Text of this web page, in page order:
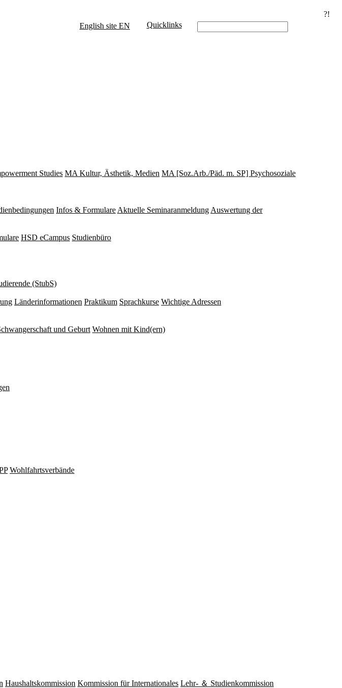
?!
English site EN Quicklinks
Studies MA Kultur, Ästhetik, Medien MA [Soz.Arb./Päd. m. SP] Psychosoziale
Infos & Formulare Aktuelle Seminaranmeldung Auswertung der
HSD eCampus Studienbüro
(StubS)
Länderinformationen Praktikum Sprachkurse Wichtige Adressen
und Geburt Wohnen mit Kind(ern)
Wohlfahrts­verbände
Haushaltskommission Kommission für Internationales Lehr- ＆ Studienkommission